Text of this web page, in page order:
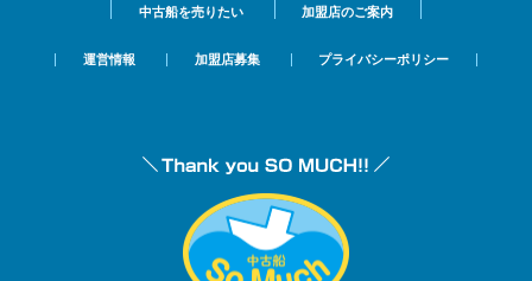
中古船を売りたい 加盟店のご案内
運営情報 加盟店募集 プライバシーポリシー